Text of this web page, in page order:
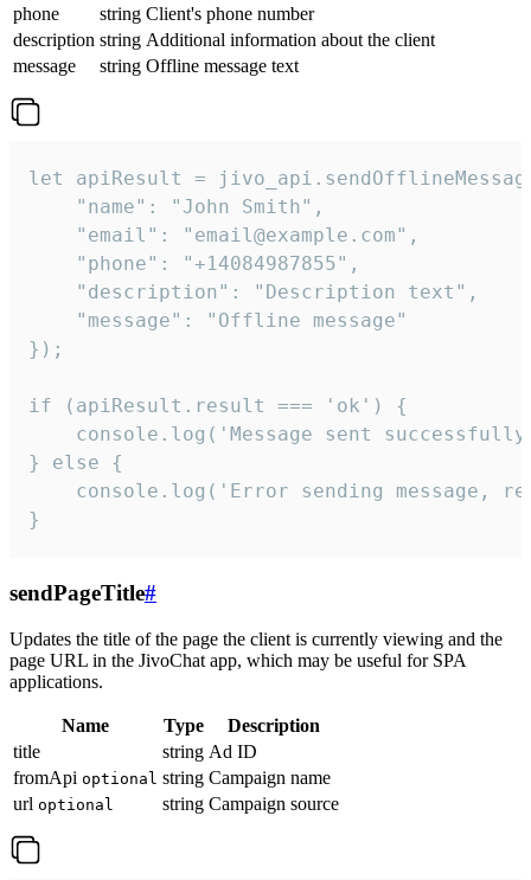
phone
string Client's phone number
description string Additional information about the client
message
string Offline message text
let apiResult =
    "name": "John Smith",
    "email": "email@example.com",
    "phone": "+14084987855",
    "description": "Description text",
    "message": "Offline message"
});
if (apiResult.result === 'ok') {
console.log('Message sent
} else {
console.log('Error sending message,
}
sendPageTitle#
Updates the title of the page the client is currently viewing and the
page URL in the JivoChat app, which may be useful for SPA
applications.
Name Type
Description
title
string Ad ID
fromApi optional string Campaign name
url optional string Campaign source